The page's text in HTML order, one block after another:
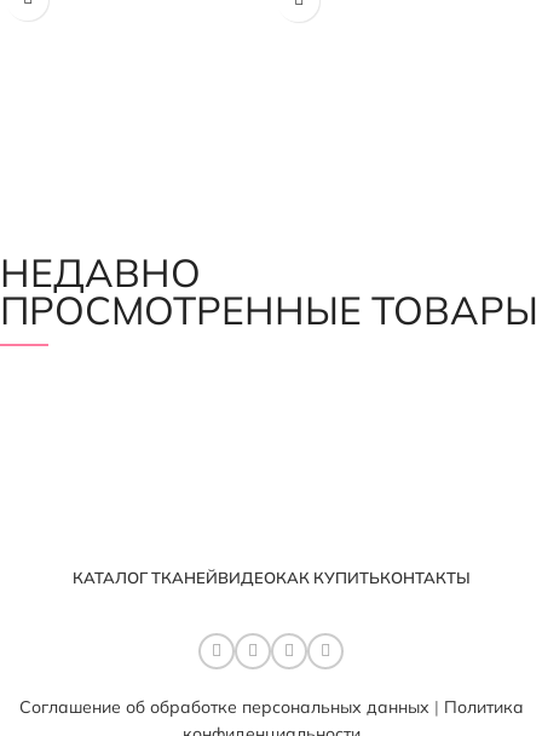
НЕДАВНО
ПРОСМОТРЕННЫЕ ТОВАРЫ
КАТАЛОГ ТКАНЕЙВИДЕОКАК КУПИТЬКОНТАКТЫ
Соглашение об обработке персональных данных | Политика